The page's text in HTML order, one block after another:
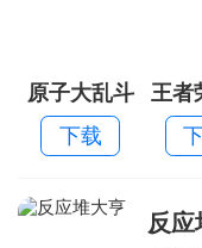
原子大乱斗
下载
王者
新
反应